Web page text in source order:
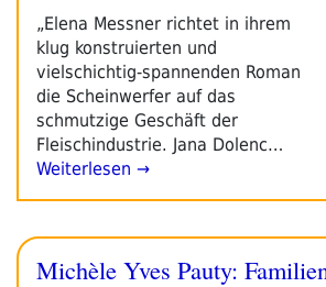
„Elena Messner richtet in ihrem
klug konstruierten und
vielschichtig-spannenden Roman
die Scheinwerfer auf das
schmutzige Geschäft der
Fleischindustrie. Jana Dolenc…
Weiterlesen →
Michèle Yves Pauty: